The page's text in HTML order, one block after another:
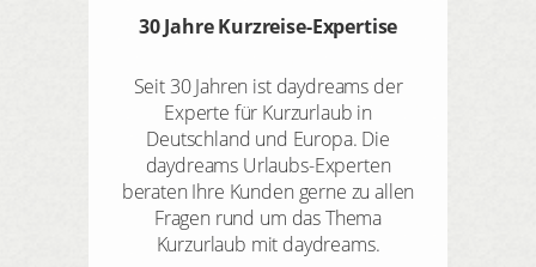
30 Jahre Kurzreise-Expertise
Seit 30 Jahren ist daydreams der
Experte für Kurzurlaub in
Deutschland und Europa. Die
daydreams Urlaubs-Experten
beraten Ihre Kunden gerne zu allen
Fragen rund um das Thema
Kurzurlaub mit daydreams.